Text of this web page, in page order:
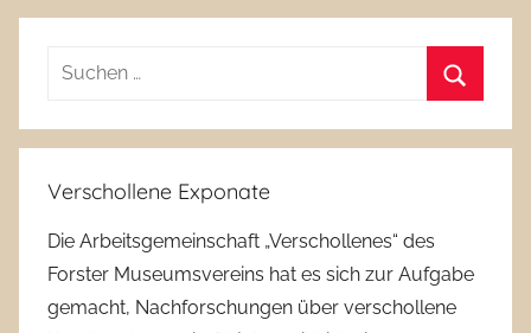
Suchen
Verschollene Exponate
Die Arbeitsgemeinschaft „Verschollenes“ des
Forster Museumsvereins hat es sich zur Aufgabe
gemacht, Nachforschungen über verschollene